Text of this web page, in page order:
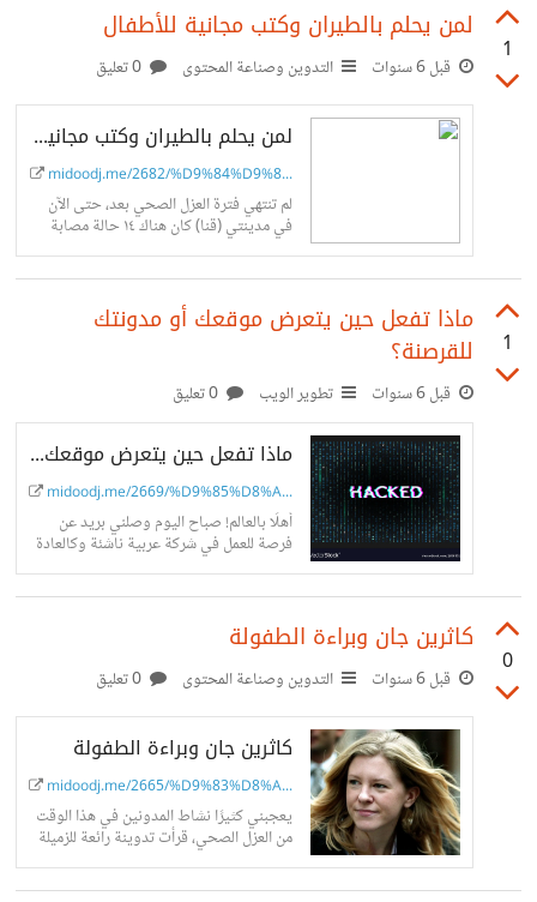
1
لمن يحلم بالطيران وكتب مجانية للأطفال
قبل 6 سنوات التدوين وصناعة المحتوى
لمن يحلم بالطيران وكتب مجانية للأطفال
midoodj.me/2682/%D9%84%D9%8...
لم تنتهي فترة العزل الصحي بعد، حتى الآن
في مدينتي (قنا) كان هناك ١٤ حالة مصابة
بالفيروس اللعين كورونا منذ بدء الأزمة،
1
ماذا تفعل حين يتعرض موقعك أو مدونتك
للقرصنة؟
قبل 6 سنوات تطوير الويب
ماذا تفعل حين يتعرض موقعك أو مدونتك للقرصنة؟
midoodj.me/2669/%D9%85%D8%A...
أهلًا بالعالم! صباح اليوم وصلني بريد عن
فرصة للعمل في شركة عربية ناشئة وكالعادة
قبل الرد عليهم قمت بالإطلاع على الموقع ولم
0
كاثرين جان وبراءة الطفولة
قبل 6 سنوات التدوين وصناعة المحتوى
كاثرين جان وبراءة الطفولة
midoodj.me/2665/%D9%83%D8%A...
يعجبني كثيرًا نشاط المدونين في هذا الوقت
من العزل الصحي، قرأت تدوينة رائعة للزميلة
رُبى عبد من فلسطين وفي نهاية التدوينة